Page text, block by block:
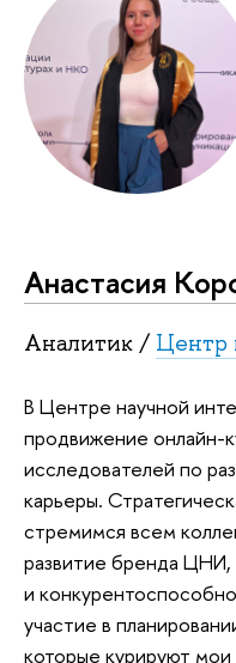
Анастасия
Аналитик / Центр
В Центре научной
продвижение онлайн-
исследователей по
карьеры.
стремимся всем
развитие бренда ЦНИ,
и
участие в
которые курируют мои